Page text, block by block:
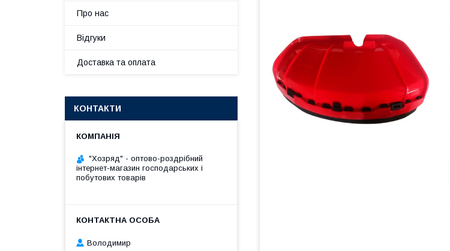
Про нас
Відгуки
Доставка та оплата
КОНТАКТИ
"Хозряд" - оптово-роздрібний
інтернет-магазин господарських і
побутових товарів
Володимир